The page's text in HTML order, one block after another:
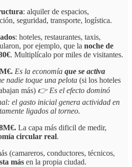
: alquiler de espacios,
seguridad, transporte, logística.
: hoteles, restaurantes, taxis,
por ejemplo, que la noche de
. Multiplícalo por miles de visitantes.
Es la economía que se activa
nadie toque una pelota (si los hoteles
más) 👉 Es el efecto dominó
el gasto inicial genera actividad en
ligados al torneo.
La capa más dificil de medir,
circular real.
(camareros, conductores, técnicos,
más en la propia ciudad.